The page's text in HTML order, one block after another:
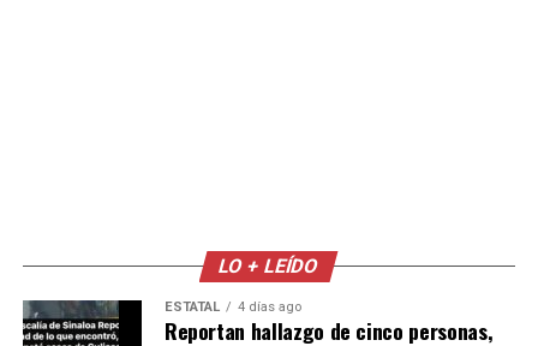
LO + LEÍDO
ESTATAL 4 días ago
Reportan hallazgo de cinco personas,